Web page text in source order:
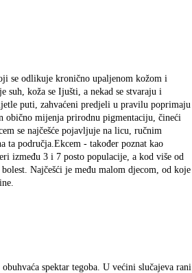
se odlikuje kronično upaljenom kožom i
suh, koža se Ijušti, a nekad se stvaraju i
puti, zahvaćeni predjeli u pravilu poprimaju
obično mijenja prirodnu pigmentaciju, čineći
se najčešće pojavljuje na licu, ručnim
ta područja.Ekcem - također poznat kao
između 3 i 7 posto populacije, a kod više od
Najčešći je među malom djecom, od koje
spektar tegoba. U većini slučajeva rani